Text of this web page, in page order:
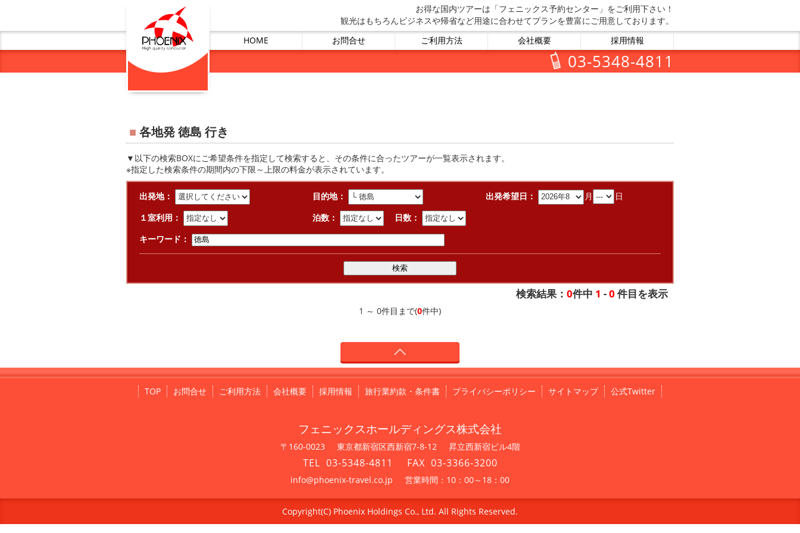
お得な国内ツアーは「フェニックス予約センター」をご利用下さい！
観光はもちろんビジネスや帰省など用途に合わせてプランを豊富にご用意しております。
HOME
お問合せ ご利用方法 会社概要 採用情報
03-5348-4811
■ 各地発 徳島 行き
▼以下の検索BOXにご希望条件を指定して検索すると、その条件に合ったツアーが一覧表示されます。
※指定した検索条件の期間内の下限～上限の料金が表示されています。
出発地： 目的地： 出発希望日： 月
日
１室利用：
泊数：
日数：
キーワード：
検索結果： 0件中 1 -0 件目を表示
1 ～ 0件目まで(0件中)
TOP お問合せ ご利用方法 会社概要 採用情報 旅行業約款・条件書 プライバシーポリシー サイトマップ 公式Twitter
フェニックスホールディングス株式会社
〒160-0023 東京都新宿区西新宿7-8-12 昇立西新宿ビル4階
03-5348-4811 03-3366-3200
info@phoenix-travel.co.jp 営業時間：10：00～18：00
Copyright(C) Phoenix Holdings Co., Ltd. All Rights Reserved.